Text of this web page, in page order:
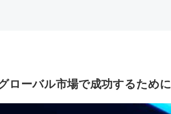
ローバル市場で成功するために